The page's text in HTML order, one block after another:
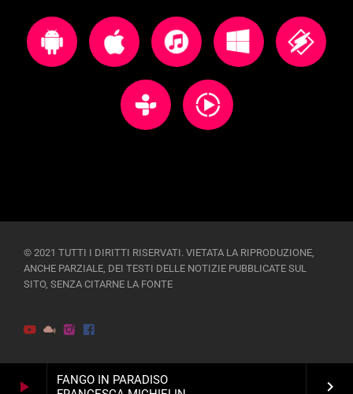
play_arrow
FANGO IN PARADISO
keyboard_arrow_right
© 2021 TUTTI I DIRITTI RISERVATI. VIETATA LA RIPRODUZIONE,
ANCHE PARZIALE, DEI TESTI DELLE NOTIZIE PUBBLICATE SUL
SITO, SENZA CITARNE LA FONTE